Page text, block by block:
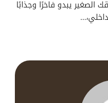
يبدو فاخرًا وجذابًا